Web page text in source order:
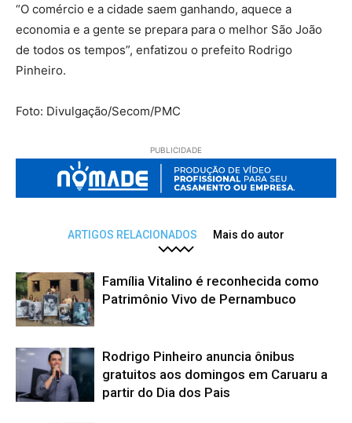
“O comércio e a cidade saem ganhando, aquece a
economia e a gente se prepara para o melhor São João
de todos os tempos”, enfatizou o prefeito Rodrigo
Pinheiro.
Foto: Divulgação/Secom/PMC
PUBLICIDADE
ARTIGOS RELACIONADOS Mais do autor
Família Vitalino é reconhecida como
Patrimônio Vivo de Pernambuco
Rodrigo Pinheiro anuncia ônibus
gratuitos aos domingos em Caruaru a
partir do Dia dos Pais